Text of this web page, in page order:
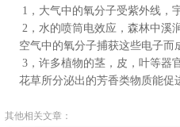
1 ，大气中的氧分子受紫外线
2 ，水的喷筒电效应，森林中
空气中的氧分子捕获这些电子而
3 ，许多植物的茎，皮，叶等
花草所分泌出的芳香类物质能促
其他相关文章：